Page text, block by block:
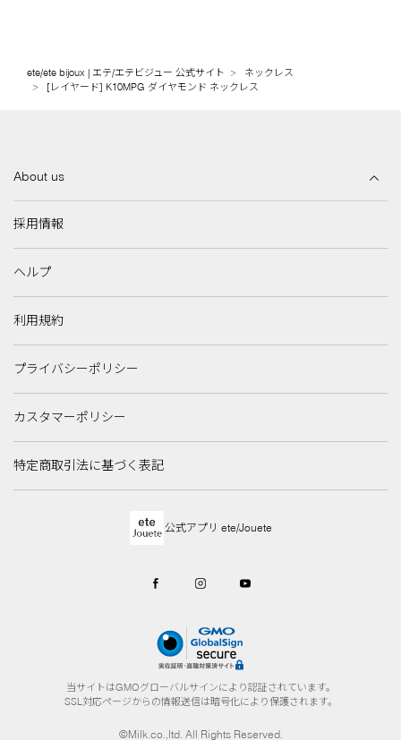
ete/ete bijoux | エテ/エテビジュー 公式サイト
ネックレス
[レイヤード] K10MPG ダイヤモンド ネックレス
About us
採用情報
ヘルプ
利用規約
プライバシーポリシー
カスタマーポリシー
特定商取引法に基づく表記
公式アプリ ete/Jouete
当サイトはGMOグローバルサインにより認証されています。
SSL対応ページからの情報送信は暗号化により保護されます。
©Milk.co.,ltd. All Rights Reserved.